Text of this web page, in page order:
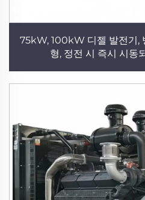
75kW, 100kW 디젤 발전기,
형, 정전 시 즉시 시동